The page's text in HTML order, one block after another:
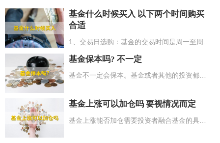
基金什么时候买入 以下两个时间购买
合适
基金保本吗? 不一定
基金不一定会保本。基金或者其他的投资都不能说一定保本。基金投资的话，投资者可以考虑一下投货币型基金，因为它相对会比较稳定。若是定期理财的话，那么它的回报率会相对而言高一些，大约能有三到五个点左右。但定期理财并没有货币型基金那么灵便。定期理财在没有开放的时间内是不允许操作的，换句话说投资者没法赎出。基金也分成很多种，有债券型基金、混合基金、指数型基金、股票型基金等。
基金上涨可以加仓吗 要视情况而定
基金上涨能否加仓需要投资者融合基金的具体情况以及市场走势进行考虑。1、假如基金业绩下降，或是市场走势较弱的情形下，则投资者可以在基金上涨过程中进行补仓，或是清仓操作，来降低其损害，相反，则进行加仓操作，很有可能会被套在低位；2、假如基金业绩不错，或是市场走势不错，可以促进基金再次上涨的情形下，则投资者可以在基金上涨过程中进行加仓操作，通过提升拥有市场份额，来增强其盈利。